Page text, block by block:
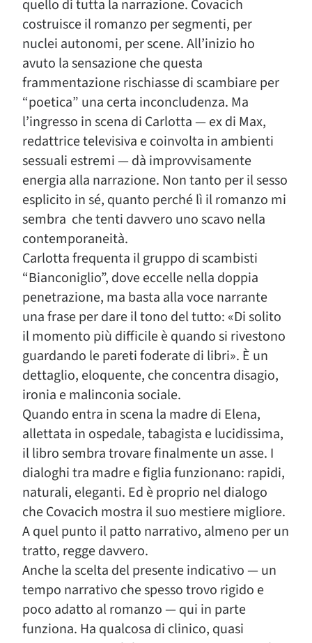
quello di tutta la narrazione. Covacich
costruisce il romanzo per segmenti, per
nuclei autonomi, per scene. All’inizio ho
avuto la sensazione che questa
frammentazione rischiasse di scambiare per
“poetica” una certa inconcludenza. Ma
l’ingresso in scena di Carlotta — ex di Max,
redattrice televisiva e coinvolta in ambienti
sessuali estremi — dà improvvisamente
energia alla narrazione. Non tanto per il sesso
esplicito in sé, quanto perché lì il romanzo mi
sembra che tenti davvero uno scavo nella
contemporaneità.
Carlotta frequenta il gruppo di scambisti
“Bianconiglio”, dove eccelle nella doppia
penetrazione, ma basta alla voce narrante
una frase per dare il tono del tutto: «Di solito
il momento più difficile è quando si rivestono
guardando le pareti foderate di libri». È un
dettaglio, eloquente, che concentra disagio,
ironia e malinconia sociale.
Quando entra in scena la madre di Elena,
allettata in ospedale, tabagista e lucidissima,
il libro sembra trovare finalmente un asse. I
dialoghi tra madre e figlia funzionano: rapidi,
naturali, eleganti. Ed è proprio nel dialogo
che Covacich mostra il suo mestiere migliore.
A quel punto il patto narrativo, almeno per un
tratto, regge davvero.
Anche la scelta del presente indicativo — un
tempo narrativo che spesso trovo rigido e
poco adatto al romanzo — qui in parte
funziona. Ha qualcosa di clinico, quasi